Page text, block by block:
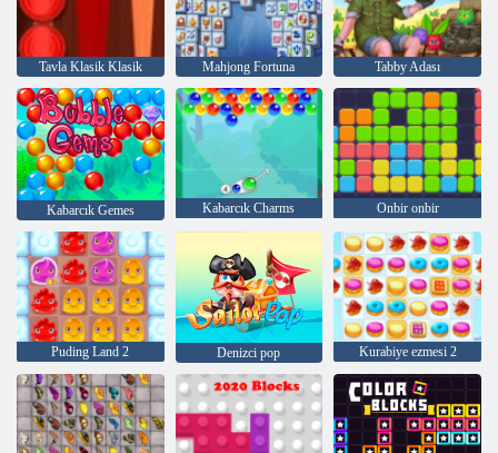
Tavla Klasik Klasik Mahjong Fortuna Tabby Adası
Kabarcık Gemes Kabarcık Charms Onbir onbir
Puding Land 2 Denizci pop Kurabiye ezmesi 2